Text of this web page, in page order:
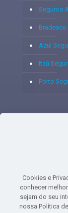
Seguros
Azul
Itaú
Porto
© 2020 -
PAVIMENTO -
Cookies e
conhecer
sejam do seu
nossa Política